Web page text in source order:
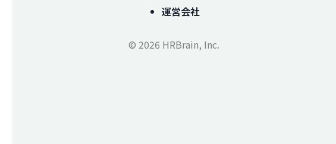
運営会社
© 2026 HRBrain, Inc.